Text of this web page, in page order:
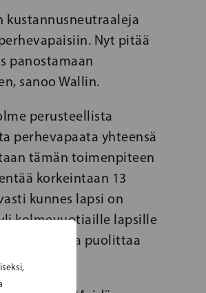
kustannusneutraaleja
Nyt pitää
panostamaan
sanoo Wallin.
perusteellista
perhevapaata yhteensä
tämän toimenpiteen
korkeintaan 13
kunnes lapsi on
kolmevuotiaille lapsille
voi jopa puolittaa